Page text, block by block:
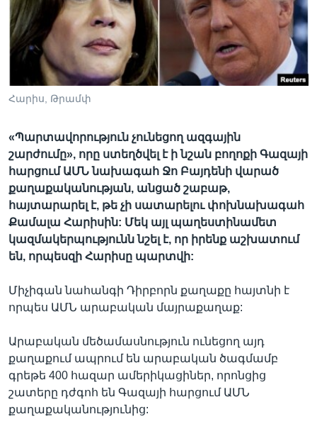
Լեզուներ
Հարիս, Թրամփ
«Պարտավորություն չունեցող ​​ազգային
շարժումը», որը ստեղծվել է ի նշան բողոքի Գազայի
հարցում ԱՄՆ նախագահ Ջո Բայդենի վարած
քաղաքականության, անցած շաբաթ,
հայտարարել է, թե չի սատարելու փոխնախագահ
Քամալա Հարիսին: Մեկ այլ պաղեստինամետ
կազմակերպությունն նշել է, որ իրենք աշխատում
են, որպեսզի Հարիսը պարտվի:
Միչիգան նահանգի Դիրբորն քաղաքը հայտնի է
որպես ԱՄՆ արաբական մայրաքաղաք:
Արաբական մեծամասնություն ունեցող այդ
քաղաքում ապրում են արաբական ծագմամբ
գրեթե 400 հազար ամերիկացիներ, որոնցից
շատերը դժգոհ են Գազայի հարցում ԱՄՆ
քաղաքականությունից: